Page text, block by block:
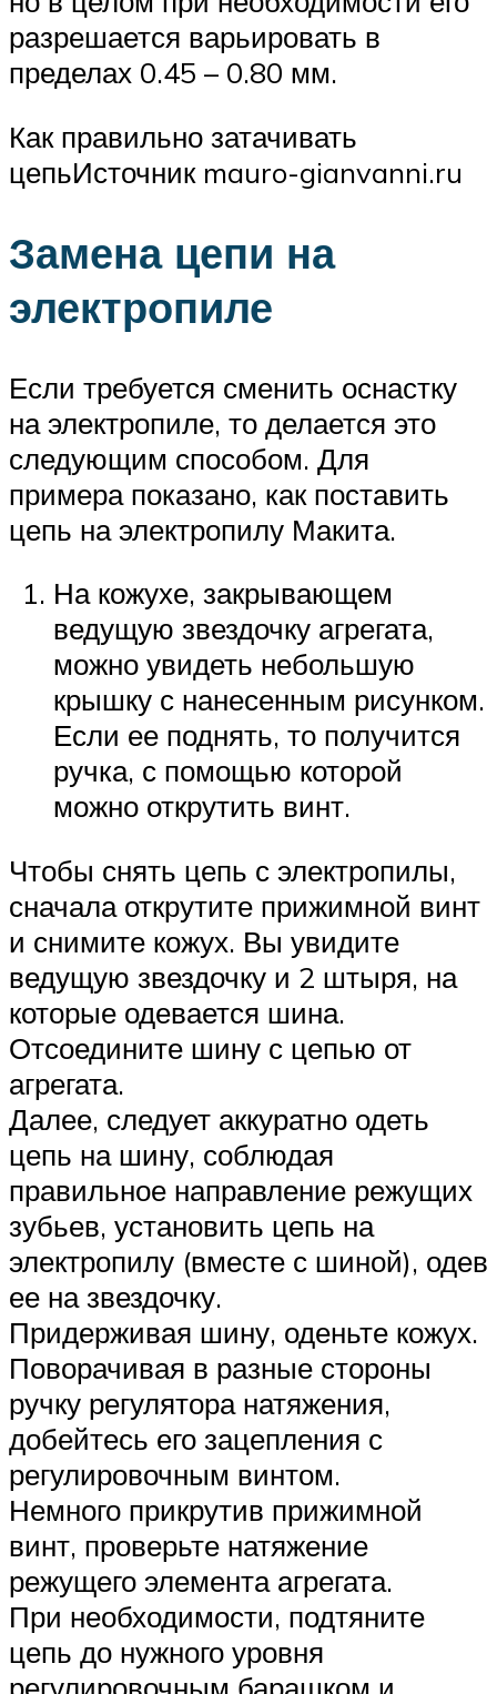
разрешается варьировать в
пределах 0.45 – 0.80 мм.
Как правильно затачивать
цепьИсточник mauro-gianvanni.ru
Замена цепи на
электропиле
Если требуется сменить оснастку
на электропиле, то делается это
следующим способом. Для
примера показано, как поставить
цепь на электропилу Макита.
На кожухе, закрывающем
ведущую звездочку агрегата,
можно увидеть небольшую
крышку с нанесенным рисунком.
Если ее поднять, то получится
ручка, с помощью которой
можно открутить винт.
Чтобы снять цепь с электропилы,
сначала открутите прижимной винт
и снимите кожух. Вы увидите
ведущую звездочку и 2 штыря, на
которые одевается шина.
Отсоедините шину с цепью от
агрегата.
Далее, следует аккуратно одеть
цепь на шину, соблюдая
правильное направление режущих
зубьев, установить цепь на
электропилу (вместе с шиной), одев
ее на звездочку.
Придерживая шину, оденьте кожух.
Поворачивая в разные стороны
ручку регулятора натяжения,
добейтесь его зацепления с
регулировочным винтом.
Немного прикрутив прижимной
винт, проверьте натяжение
режущего элемента агрегата.
При необходимости, подтяните
цепь до нужного уровня